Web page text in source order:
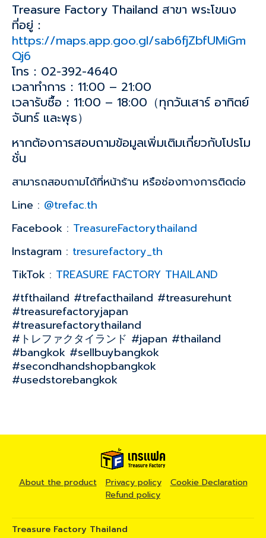
Treasure Factory Thailand สาขา พระโขนง
ที่อยู่：
https://maps.app.goo.gl/sab6fjZbfUMiGm
Qj6
โทร：02-392-4640
เวลาทำการ：11:00 – 21:00
เวลารับซื้อ：11:00 – 18:00（ทุกวันเสาร์ อาทิตย์
จันทร์ และพุธ）
หากต้องการสอบถามข้อมูลเพิ่มเติมเกี่ยวกับโปรโม
ชั่น
สามารถสอบถามได้ที่หน้าร้าน หรือช่องทางการติดต่อ
Line : @trefac.th
Facebook : TreasureFactorythailand
Instagram : tresurefactory_th
TikTok : TREASURE FACTORY THAILAND
#tfthailand #trefacthailand #treasurehunt
#treasurefactoryjapan
#treasurefactorythailand
#トレファクタイランド #japan #thailand
#bangkok #sellbuybangkok
#secondhandshopbangkok
#usedstorebangkok
About the product Privacy policy
Cookie Declaration
Refund policy
Treasure Factory Thailand